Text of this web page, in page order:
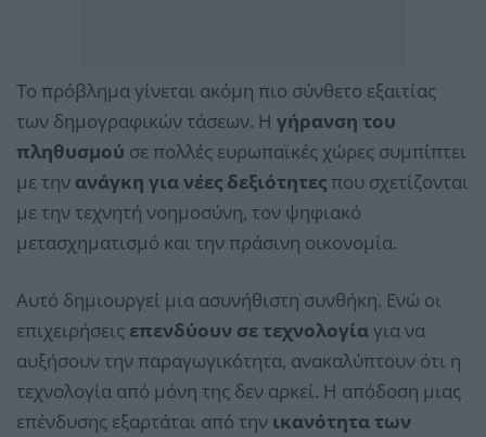
Το πρόβλημα γίνεται ακόμη πιο σύνθετο εξαιτίας
των δημογραφικών τάσεων. Η γήρανση του
πληθυσμού σε πολλές ευρωπαϊκές χώρες συμπίπτει
με την ανάγκη για νέες δεξιότητεςπου σχετίζονται
με την τεχνητή νοημοσύνη, τον ψηφιακό
μετασχηματισμό και την πράσινη οικονομία.
Αυτό δημιουργεί μια ασυνήθιστη συνθήκη. Ενώ οι
επιχειρήσεις επενδύουν σε τεχνολογίαγια να
αυξήσουν την παραγωγικότητα, ανακαλύπτουν ότι η
τεχνολογία από μόνη της δεν αρκεί. Η απόδοση μιας
επένδυσης εξαρτάται από την ικανότητα των